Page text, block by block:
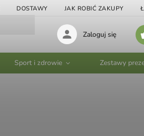
DOSTAWY JAK ROBIĆ ZAKUPY
Zaloguj się
Sport i zdrowie Zestawy